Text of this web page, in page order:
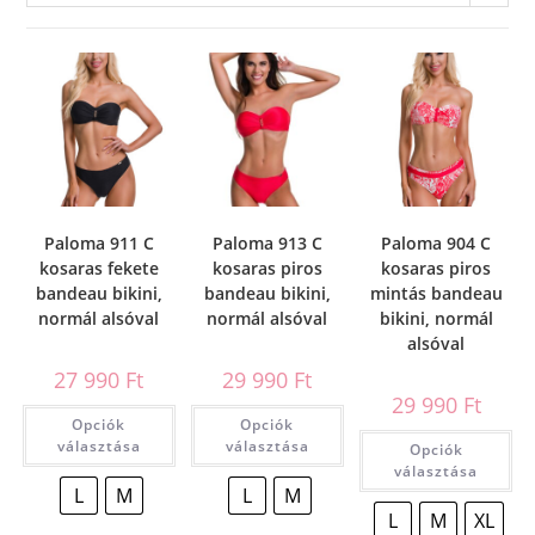
Paloma 911 C
kosaras fekete
bandeau bikini,
normál alsóval
27 990 Ft
Opciók
választása
L M
Paloma 913 C
kosaras piros
bandeau bikini,
normál alsóval
29 990 Ft
Opciók
választása
L M
Paloma 904 C
kosaras piros
mintás bandeau
bikini, normál
alsóval
29 990 Ft
Opciók
választása
L M XL